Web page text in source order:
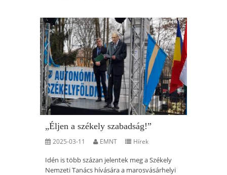
„Éljen a székely szabadság!”
2025-03-11 EMNT Hírek
Idén is több százan jelentek meg a Székely
Nemzeti Tanács hívására a marosvásárhelyi